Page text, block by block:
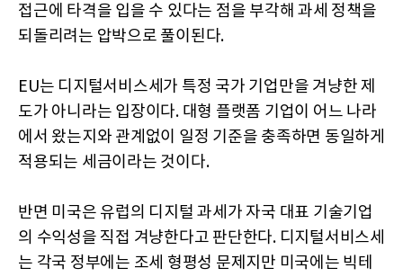
접근에 타격을 입을 수 있다는 점을 부각해 과세 정책을
되돌리려는 압박으로 풀이된다.
EU는 디지털서비스세가 특정 국가 기업만을 겨냥한 제
도가 아니라는 입장이다. 대형 플랫폼 기업이 어느 나라
에서 왔는지와 관계없이 일정 기준을 충족하면 동일하게
적용되는 세금이라는 것이다.
반면 미국은 유럽의 디지털 과세가 자국 대표 기술기업
의 수익성을 직접 겨냥한다고 판단한다. 디지털서비스세
는 각국 정부에는 조세 형평성 문제지만 미국에는 빅테